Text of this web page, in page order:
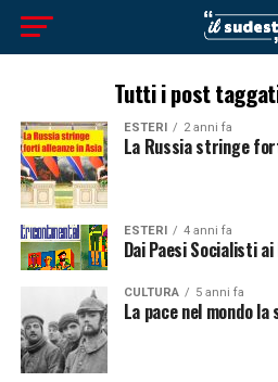
Tutti i post
ESTERI 2 anni fa
La Russia stringe
ESTERI 4 anni fa
Dai Paesi Socialisti
CULTURA 5 anni fa
La pace nel mondo